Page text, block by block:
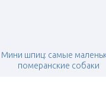
Мини шпиц: самые
померанские собаки